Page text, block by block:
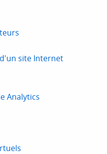
site Internet
Analytics